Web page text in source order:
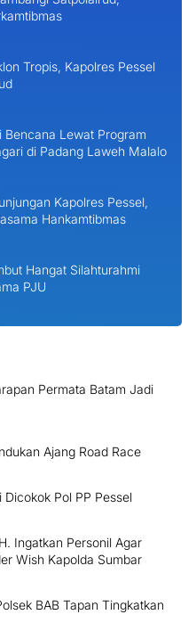
Tropis, Kapolres Pessel
Bencana Lewat Program
di Padang Laweh Malalo
Kapolres Pessel,
Hankamtibmas
Hangat Silahturahmi
PJU
Permata Batam Jadi
Ajang Road Race
Pol PP Pessel
Ingatkan Personil Agar
Wish Kapolda Sumbar
BAB Tapan Tingkatkan